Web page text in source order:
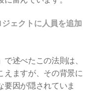
ジェクトに人員を追加
で述べたこの法則は、
えますが、その背景に
要因が隠されていま